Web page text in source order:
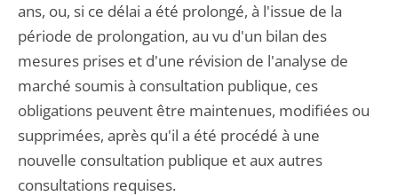
ans, ou, si ce délai a été prolongé, à l'issue de la
période de prolongation, au vu d'un bilan des
mesures prises et d'une révision de l'analyse de
marché soumis à consultation publique, ces
obligations peuvent être maintenues, modifiées ou
supprimées, après qu'il a été procédé à une
nouvelle consultation publique et aux autres
consultations requises.